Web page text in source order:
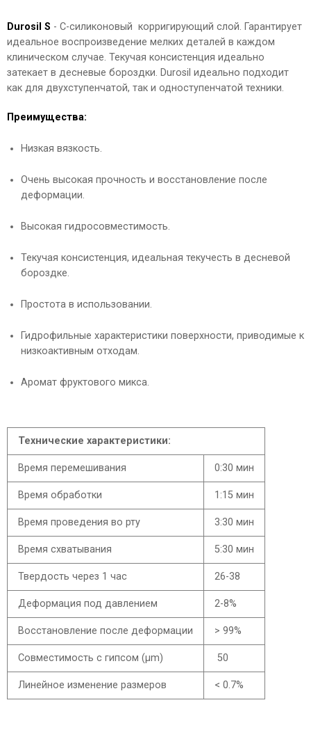
Durosil S - С-силиконовый корригирующий слой. Гарантирует
идеальное воспроизведение мелких деталей в каждом
клиническом случае. Текучая консистенция идеально
затекает в десневые бороздки. Durosil идеально подходит
как для двухступенчатой, так и одноступенчатой техники.
Преимущества:
Низкая вязкость.
Очень высокая прочность и восстановление после
деформации.
Высокая гидросовместимость.
Текучая консистенция, идеальная текучесть в десневой
бороздке.
Простота в использовании.
Гидрофильные характеристики поверхности, приводимые к
низкоактивным отходам.
Аромат фруктового микса.
Технические характеристики:
Время перемешивания 0:30 мин
Время обработки 1:15 мин
Время проведения во рту 3:30 мин
Время схватывания 5:30 мин
Твердость через 1 час 26-38
Деформация под давлением 2-8%
Восстановление после деформации > 99%
Совместимость с гипсом (µm) 50
Линейное изменение размеров < 0.7%